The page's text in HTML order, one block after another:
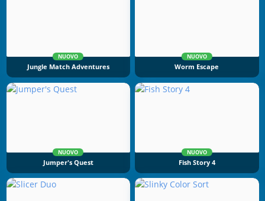
NUOVO
Jungle Match Adventures
NUOVO
Worm Escape
NUOVO
Jumper's Quest
NUOVO
Fish Story 4